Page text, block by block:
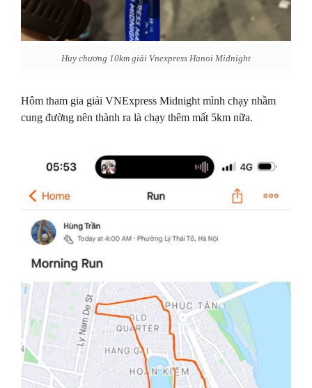
Huy chương 10km giải Vnexpress Hanoi Midnight
Hôm tham gia giải VNExpress Midnight mình chạy nhầm
cung đường nên thành ra là chạy thêm mất 5km nữa.